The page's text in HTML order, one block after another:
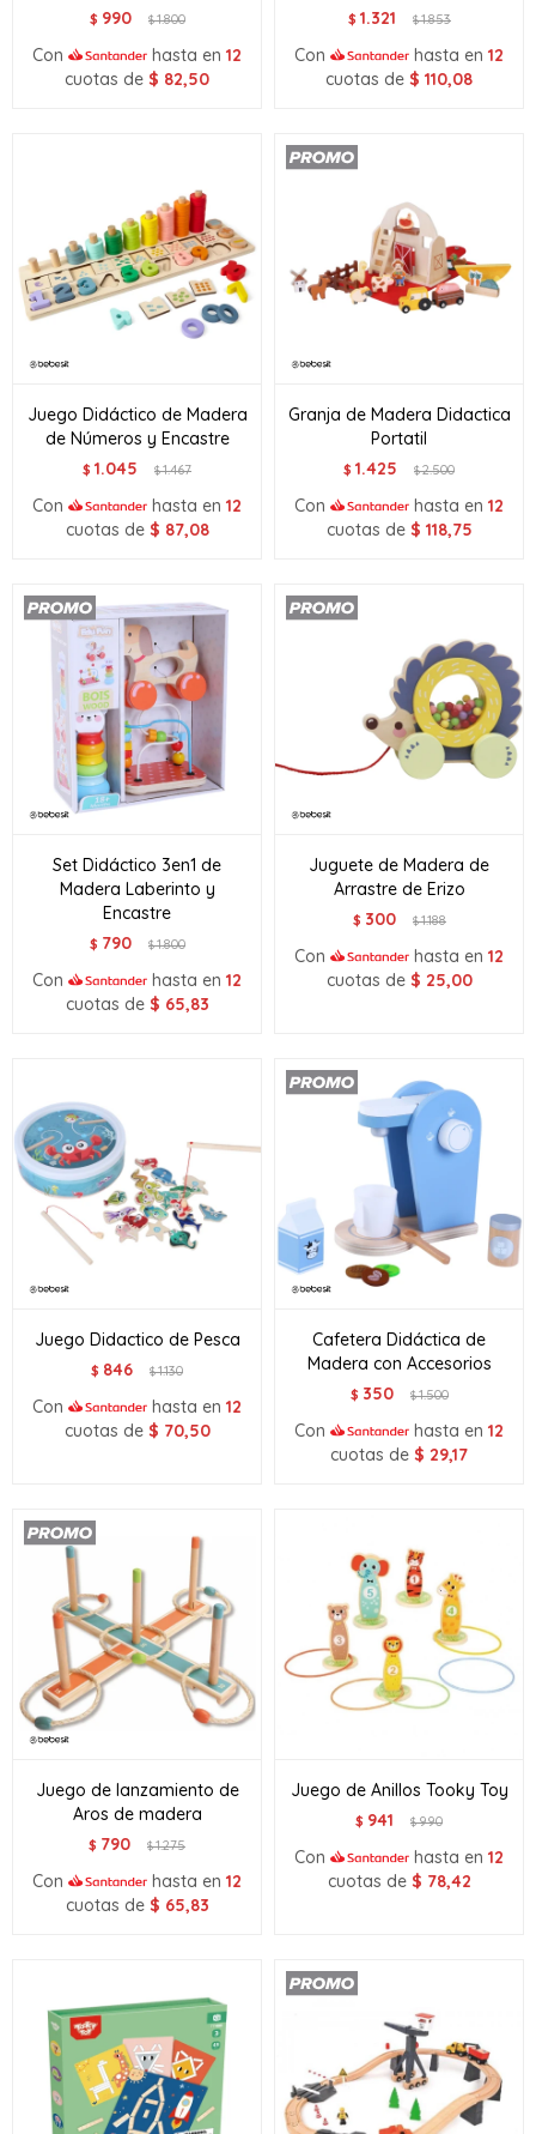
$ 990 $1.800
Con hasta en 12
cuotas de $ 82,50
$ 1.321 $1.853
Con hasta en 12
cuotas de $ 110,08
Juego Didáctico de Madera
de Números y Encastre
$ 1.045 $1.467
Con hasta en 12
cuotas de $ 87,08
Granja de Madera Didactica
Portatil
$ 1.425 $2.500
Con hasta en 12
cuotas de $ 118,75
Set Didáctico 3en1 de
Madera Laberinto y
Encastre
$ 790 $1.800
Con hasta en 12
cuotas de $ 65,83
Juguete de Madera de
Arrastre de Erizo
$ 300 $1.188
Con hasta en 12
cuotas de $ 25,00
Juego Didactico de Pesca
$ 846 $1.130
Con hasta en 12
cuotas de $ 70,50
Cafetera Didáctica de
Madera con Accesorios
$ 350 $1.500
Con hasta en 12
cuotas de $ 29,17
Juego de lanzamiento de
Aros de madera
$ 790 $1.275
Con hasta en 12
cuotas de $ 65,83
Juego de Anillos Tooky Toy
$ 941 $990
Con hasta en 12
cuotas de $ 78,42